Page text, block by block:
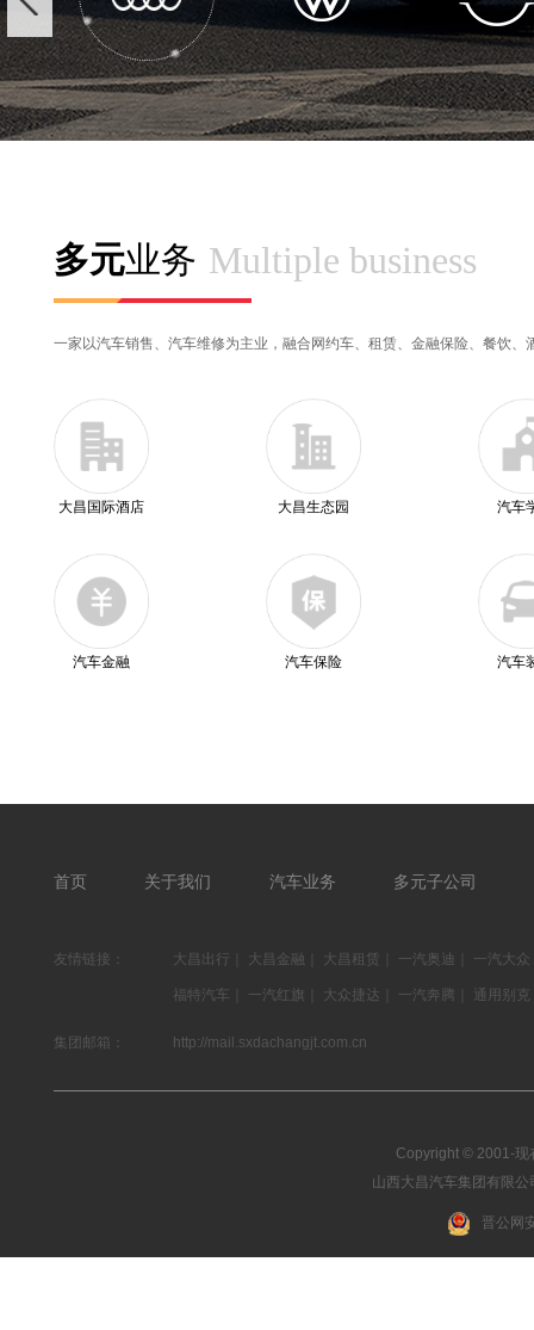
多元业务 Multiple business
一家以汽车销售、汽车维修为主业，融合网约车、租赁、金融保险、餐饮
大昌国际酒店 大昌生态园 汽车
汽车金融 汽车保险 汽车
首页 关于我们 汽车业务 多元子公司
友情链接： 大昌出行 大昌金融 大昌租赁 一汽奥迪 一汽大众
福特汽车 一汽红旗 大众捷达 一汽奔腾 通用别克
集团邮箱： http://mail.sxdachangjt.com.cn
Copyright © 2001-现
山西大昌汽车集团有限
晋公网